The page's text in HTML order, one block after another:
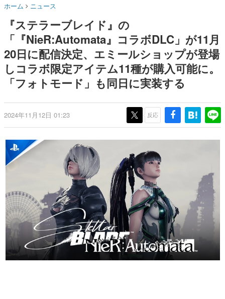
名作ゲームクリエイターの方々に製作時のエピソードをお
きます。
赫本
この物語を解いてはいけない。『赫本』は、〈試験問題〉
の形をした短編ホラー小説集です。
新世代に訊く
これからのデジタルゲーム市場を担う若きクリエイター達
ゲーム世代の作家たち
ゲームに多大な影響を受けた作家さんに取材し、ゲームが
画です。
日本モバイルゲーム産業史
日本のモバイルゲーム史における主要なトピック・タイト
ルを網羅するほか、開発者へのインタビューや識者による
解説を掲載。約20年の歴史が一望できる決定版！
若ゲのいたり〜ゲームクリエイターの青春〜
『うつヌケ』『ペンと箸』等で知られるマンガ家・田中圭
一先生によるゲーム業界レポートマンガです。
なんでゲームは面白い？
ゲーム開発者・hamatsu氏がゲームの魅力を画面や操作の
具体的な形から解き明かしていく、硬派で骨太な評論連載
界生活』オットー役、『ヒプノ
シスマイク』山田三郎役など
プロ野球選手から称賛の声
ホーム ニュース
『ステラーブレイド』の
「『NieR:Automata』コラボDLC」が11月
20日に配信決定、エミールショップが登場
しコラボ限定アイテム11種が購入可能に。
「フォトモード」も同日に実装する
2024年11月12日 01:23 反応